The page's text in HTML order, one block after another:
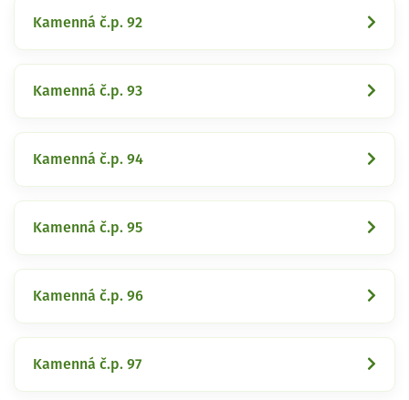
Kamenná č.p. 92
Kamenná č.p. 93
Kamenná č.p. 94
Kamenná č.p. 95
Kamenná č.p. 96
Kamenná č.p. 97